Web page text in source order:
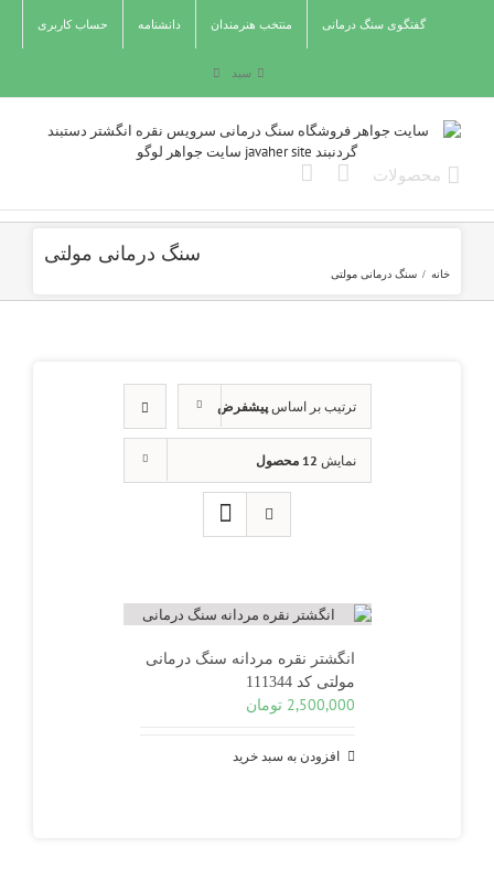
گفتگوی سنگ درمانی منتخب هنرمندان دانشنامه حساب کاربری
سبد
سنگ درمانی مولتی
خانه / سنگ درمانی مولتی
ترتیب بر اساسپیشفرض
نمایش 12 محصول
انگشتر نقره مردانه سنگ درمانی
مولتی کد 111344
2,500,000 تومان
افزودن به سبد خرید